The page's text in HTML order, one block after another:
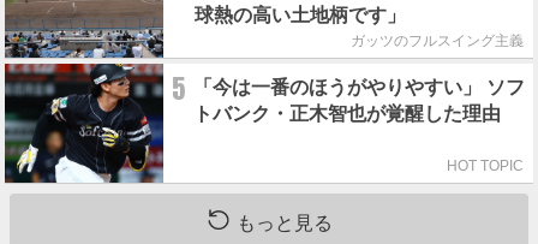
球熱の高い土地柄です」
ガッツのフルスイング主義
5
「今は一番のほうがやりやすい」 ソフ
トバンク・正木智也が覚醒した理由
HOT TOPIC
もっと見る